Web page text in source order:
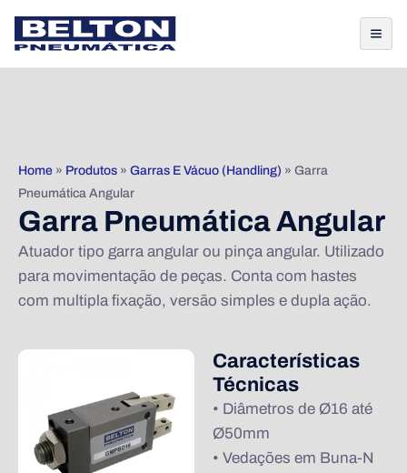
Home » Produtos » Garras E Vácuo (Handling) » Garra
Pneumática Angular
Garra Pneumática Angular
Atuador tipo garra angular ou pinça angular. Utilizado
para movimentação de peças. Conta com hastes
com multipla fixação, versão simples e dupla ação.
Características
Técnicas
• Diâmetros de Ø16 até
Ø50mm
• Vedações em Buna-N